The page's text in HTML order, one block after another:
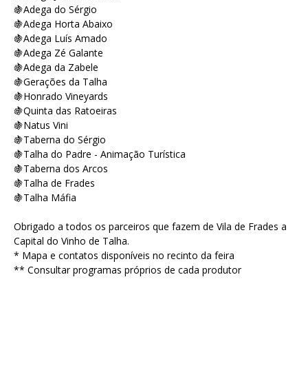
🍇Adega do Sérgio
🍇Adega Horta Abaixo
🍇Adega Luís Amado
🍇Adega Zé Galante
🍇Adega da Zabele
🍇Gerações da Talha
🍇Honrado Vineyards
🍇Quinta das Ratoeiras
🍇Natus Vini
🍇Taberna do Sérgio
🍇Talha do Padre - Animação Turística
🍇Taberna dos Arcos
🍇Talha de Frades
🍇Talha Máfia
Obrigado a todos os parceiros que fazem de Vila de Frades a
Capital do Vinho de Talha.
* Mapa e contatos disponíveis no recinto da feira
** Consultar programas próprios de cada produtor